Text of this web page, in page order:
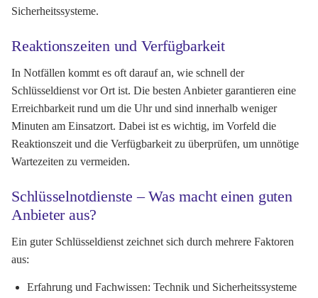
Sicherheitssysteme.
Reaktionszeiten und Verfügbarkeit
In Notfällen kommt es oft darauf an, wie schnell der
Schlüsseldienst vor Ort ist. Die besten Anbieter garantieren eine
Erreichbarkeit rund um die Uhr und sind innerhalb weniger
Minuten am Einsatzort. Dabei ist es wichtig, im Vorfeld die
Reaktionszeit und die Verfügbarkeit zu überprüfen, um unnötige
Wartezeiten zu vermeiden.
Schlüsselnotdienste – Was macht einen guten
Anbieter aus?
Ein guter Schlüsseldienst zeichnet sich durch mehrere Faktoren
aus:
Erfahrung und Fachwissen: Technik und Sicherheitssysteme